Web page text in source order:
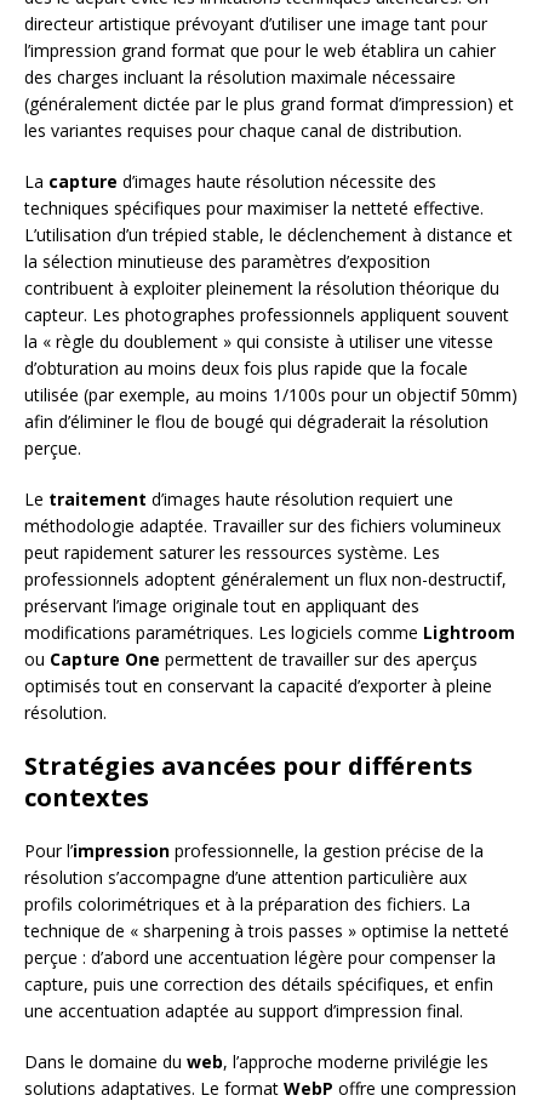
directeur artistique prévoyant d’utiliser une image tant pour
l’impression grand format que pour le web établira un cahier
des charges incluant la résolution maximale nécessaire
(généralement dictée par le plus grand format d’impression) et
les variantes requises pour chaque canal de distribution.
La capture d’images haute résolution nécessite des
techniques spécifiques pour maximiser la netteté effective.
L’utilisation d’un trépied stable, le déclenchement à distance et
la sélection minutieuse des paramètres d’exposition
contribuent à exploiter pleinement la résolution théorique du
capteur. Les photographes professionnels appliquent souvent
la « règle du doublement » qui consiste à utiliser une vitesse
d’obturation au moins deux fois plus rapide que la focale
utilisée (par exemple, au moins 1/100s pour un objectif 50mm)
afin d’éliminer le flou de bougé qui dégraderait la résolution
perçue.
Le traitement d’images haute résolution requiert une
méthodologie adaptée. Travailler sur des fichiers volumineux
peut rapidement saturer les ressources système. Les
professionnels adoptent généralement un flux non-destructif,
préservant l’image originale tout en appliquant des
modifications paramétriques. Les logiciels comme Lightroom
ou Capture One permettent de travailler sur des aperçus
optimisés tout en conservant la capacité d’exporter à pleine
résolution.
Stratégies avancées pour différents
contextes
Pour l’impression professionnelle, la gestion précise de la
résolution s’accompagne d’une attention particulière aux
profils colorimétriques et à la préparation des fichiers. La
technique de « sharpening à trois passes » optimise la netteté
perçue : d’abord une accentuation légère pour compenser la
capture, puis une correction des détails spécifiques, et enfin
une accentuation adaptée au support d’impression final.
Dans le domaine du web, l’approche moderne privilégie les
solutions adaptatives. Le format WebP offre une compression